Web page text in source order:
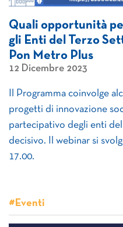
Quali opportunità
gli Enti del Terzo
Pon Metro Plus
12 Dicembre 2023
Il Programma coinvolge
progetti di innovazione
partecipativo degli enti
decisivo. Il webinar si
17.00.
#Eventi